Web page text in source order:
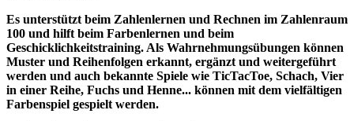
Es unterstützt beim Zahlenlernen und Rechnen im Zahlenraum
100 und hilft beim Farbenlernen und beim
Geschicklichkeitstraining. Als Wahrnehmungsübungen können
Muster und Reihenfolgen erkannt, ergänzt und weitergeführt
werden und auch bekannte Spiele wie TicTacToe, Schach, Vier
in einer Reihe, Fuchs und Henne... können mit dem vielfältigen
Farbenspiel gespielt werden.